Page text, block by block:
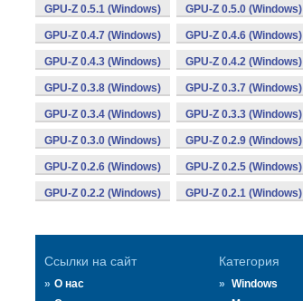
GPU-Z 0.5.1 (Windows) GPU-Z 0.5.0 (Windows)
GPU-Z 0.4.7 (Windows) GPU-Z 0.4.6 (Windows)
GPU-Z 0.4.3 (Windows) GPU-Z 0.4.2 (Windows)
GPU-Z 0.3.8 (Windows) GPU-Z 0.3.7 (Windows)
GPU-Z 0.3.4 (Windows) GPU-Z 0.3.3 (Windows)
GPU-Z 0.3.0 (Windows) GPU-Z 0.2.9 (Windows)
GPU-Z 0.2.6 (Windows) GPU-Z 0.2.5 (Windows)
GPU-Z 0.2.2 (Windows) GPU-Z 0.2.1 (Windows)
Ссылки на сайт
О нас
Категория
Windows